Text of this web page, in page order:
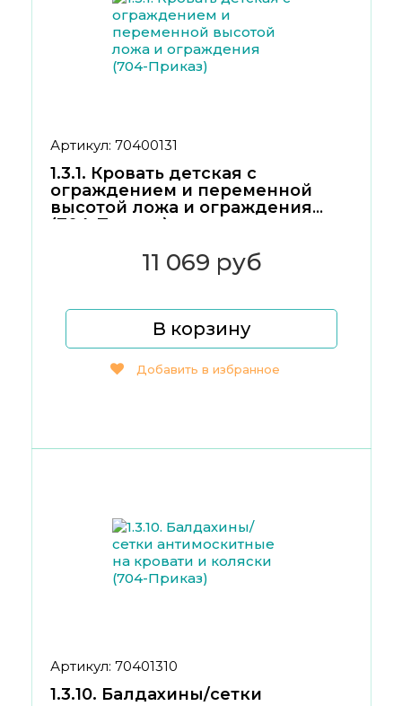
Артикул: 70400131
1.3.1. Кровать детская с
ограждением и переменной
высотой ложа и ограждения
(704-Приказ)
11 069 руб
В корзину
Добавить в избранное
Артикул: 70401310
1.3.10. Балдахины/сетки